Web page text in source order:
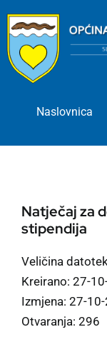
content
Naslovnica
Natječaj za
stipendija
Veličina
Kreirano: 27-
Izmjena: 27-
Otvaranja: 296